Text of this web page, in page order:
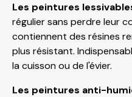
Les peintures
régulier sans perdre leur
contiennent des résines
plus résistant.
la cuisson ou de l'évier.
Les peintures anti-